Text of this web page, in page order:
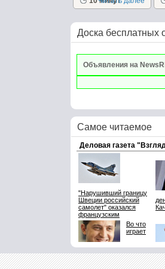
вкусные сами...
Доска бесплатных
Объявления на
Самое читаемое